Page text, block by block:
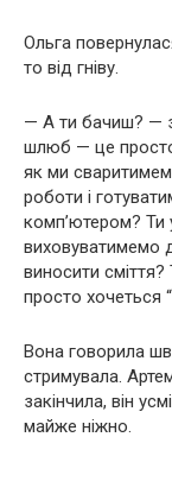
Ольга
то від гніву.
— А ти бачиш? —
шлюб — це просто
як ми
роботи і
комп’ютером?
виховуватимемо
виносити
просто хочеться
Вона говорила
стримувала.
закінчила, він
майже ніжно.